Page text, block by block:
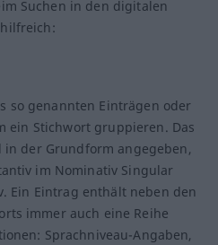
Suchen in den digitalen
so genannten Einträgen oder
ein Stichwort gruppieren. Das
der Grundform angegeben,
im Nominativ Singular
Ein Eintrag enthält neben den
immer auch eine Reihe
Sprachniveau-Angaben,